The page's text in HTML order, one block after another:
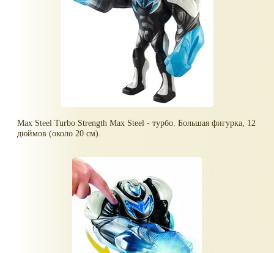
Max Steel Turbo Strength Max Steel - турбо. Большая фигурка, 12
дюймов (около 20 см).